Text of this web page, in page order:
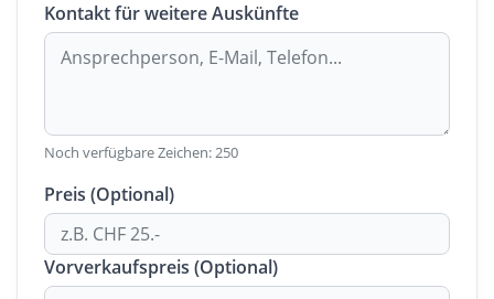
Kontakt für weitere Auskünfte
Noch verfügbare Zeichen:250
Preis (Optional)
Vorverkaufspreis (Optional)